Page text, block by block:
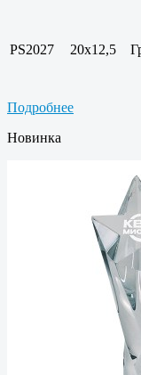
PS2027 20х12,5
Подробнее
Новинка